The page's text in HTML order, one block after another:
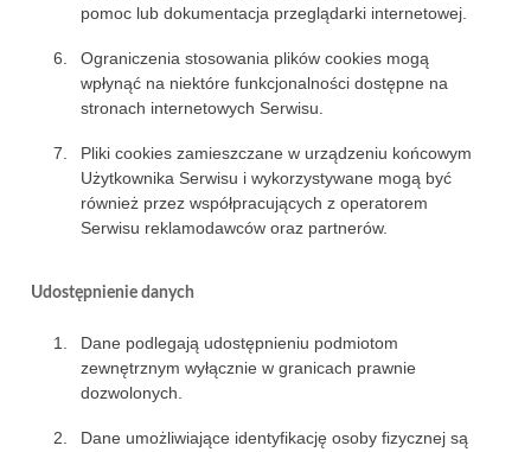
pomoc lub dokumentacja przeglądarki internetowej.
Ograniczenia stosowania plików cookies mogą
wpłynąć na niektóre funkcjonalności dostępne na
stronach internetowych Serwisu.
Pliki cookies zamieszczane w urządzeniu końcowym
Użytkownika Serwisu i wykorzystywane mogą być
również przez współpracujących z operatorem
Serwisu reklamodawców oraz partnerów.
Udostępnienie danych
Dane podlegają udostępnieniu podmiotom
zewnętrznym wyłącznie w granicach prawnie
dozwolonych.
Dane umożliwiające identyfikację osoby fizycznej są